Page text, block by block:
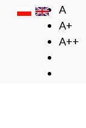
A
A+
A++